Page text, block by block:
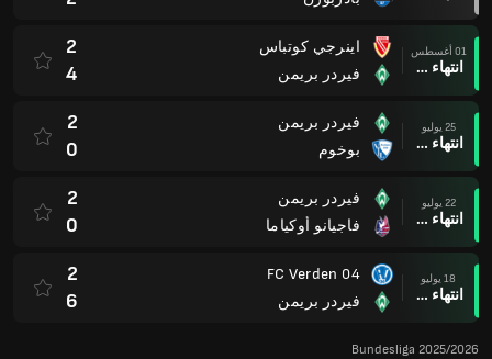
01 أغسطس
انتهاء وقت المباراة
اينرجي كوتباس
فيردر بريمن
2
4
25 يوليو
انتهاء وقت المباراة
فيردر بريمن
بوخوم
2
0
22 يوليو
انتهاء وقت المباراة
فيردر بريمن
فاجيانو أوكياما
2
0
18 يوليو
انتهاء وقت المباراة
FC Verden 04
فيردر بريمن
2
6
Bundesliga 2025/2026